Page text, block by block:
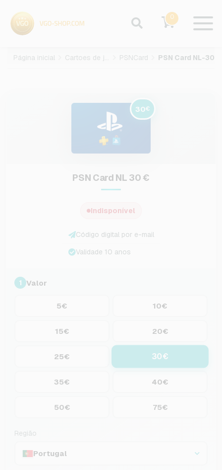
0
Página inicial Cartoes de jogos PSNCard
30€
PSN Card NL 30 €
Indisponível
Código digital por e-mail
Validade 10 anos
1 Valor
5€ 10€
15€ 20€
25€ 30€
35€ 40€
50€ 75€
Região
Portugal